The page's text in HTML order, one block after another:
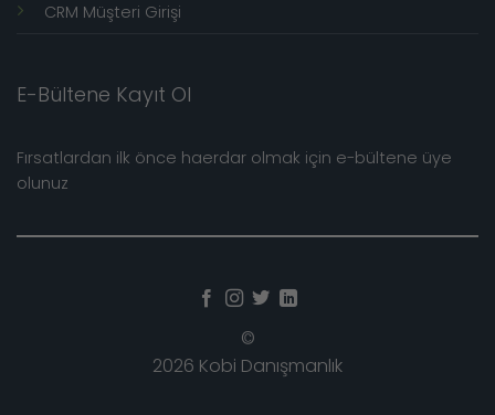
CRM Müşteri Girişi
E-Bültene Kayıt Ol
Fırsatlardan ilk önce haerdar olmak için e-bültene üye
olunuz
©
2026 Kobi Danışmanlık